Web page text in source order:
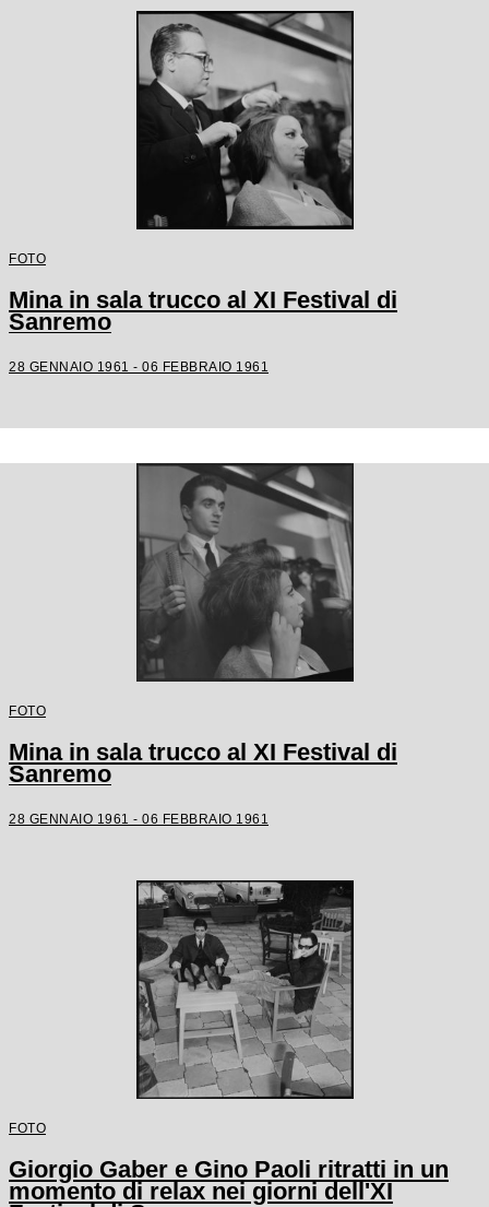
FOTO
Mina in sala trucco al XI Festival di
Sanremo
28 GENNAIO 1961 - 06 FEBBRAIO 1961
FOTO
Mina in sala trucco al XI Festival di
Sanremo
28 GENNAIO 1961 - 06 FEBBRAIO 1961
FOTO
Giorgio Gaber e Gino Paoli ritratti in un
momento di relax nei giorni dell'XI